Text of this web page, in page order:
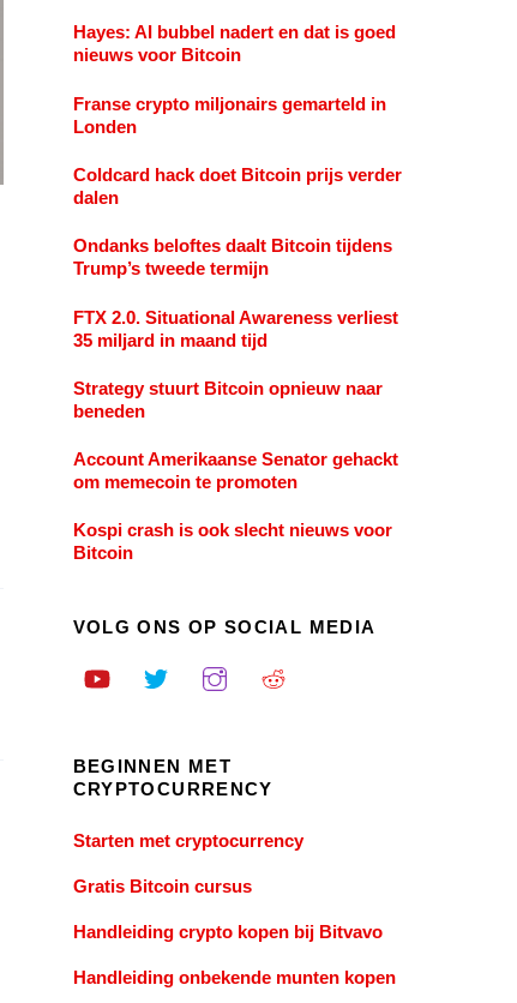
Hayes: AI bubbel nadert en dat is goed
nieuws voor Bitcoin
Franse crypto miljonairs gemarteld in
Londen
Coldcard hack doet Bitcoin prijs verder
dalen
Ondanks beloftes daalt Bitcoin tijdens
Trump’s tweede termijn
FTX 2.0. Situational Awareness verliest
35 miljard in maand tijd
Strategy stuurt Bitcoin opnieuw naar
beneden
Account Amerikaanse Senator gehackt
om memecoin te promoten
Kospi crash is ook slecht nieuws voor
Bitcoin
VOLG ONS OP SOCIAL MEDIA
BEGINNEN MET
CRYPTOCURRENCY
Starten met cryptocurrency
Gratis Bitcoin cursus
Handleiding crypto kopen bij Bitvavo
Handleiding onbekende munten kopen